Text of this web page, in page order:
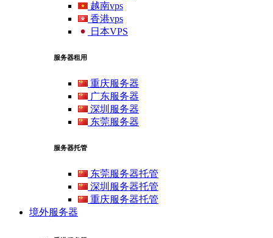
越南vps
香港vps
日本VPS
服务器租用
重庆服务器
广东服务器
深圳服务器
东莞服务器
服务器托管
东莞服务器托管
深圳服务器托管
重庆服务器托管
境外服务器